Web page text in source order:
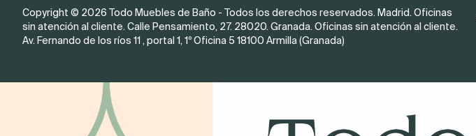
Copyright © 2026 Todo Muebles de Baño - Todos los derechos reservados. Madrid. Oficinas
sin atención al cliente. Calle Pensamiento, 27. 28020. Granada. Oficinas sin atención al cliente.
Av. Fernando de los ríos 11 , portal 1, 1º Oficina 5 18100 Armilla (Granada)